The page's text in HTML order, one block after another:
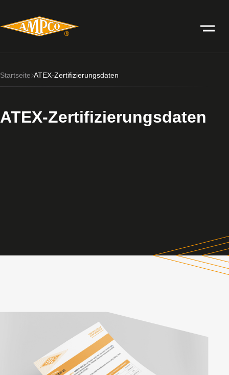
Startseite ATEX-Zertifizierungsdaten
ATEX-Zertifizierungsdaten